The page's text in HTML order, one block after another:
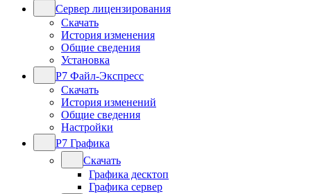
Сервер лицензирования
Скачать
История изменения
Общие сведения
Установка
Р7 Файл-Экспресс
Скачать
История изменений
Общие сведения
Настройки
Р7 Графика
Скачать
Графика десктоп
Графика сервер